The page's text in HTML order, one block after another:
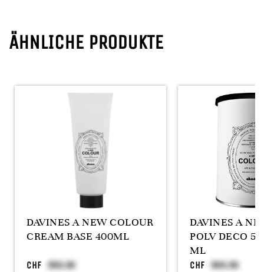
ÄHNLICHE PRODUKTE
DAVINES A NEW COLOUR
CREAM BASE 400ML
CHF
DAVINES A
POLV DECO
ML
CHF